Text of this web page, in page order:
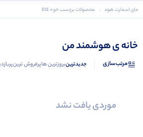
مای اسمارت هوم محصولات برچسب خورده “خانه ی هوشمند من”
0 کالا
خانه ی هوشمند من
مرتب‌سازی جدیدترینبروزترین هاپرفروش ترین
موردی یافت نشد